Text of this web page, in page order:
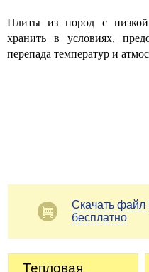
Плиты из пород с низкой
хранить в условиях,
перепада температур и
Скачать
бесплатно
Тепловая